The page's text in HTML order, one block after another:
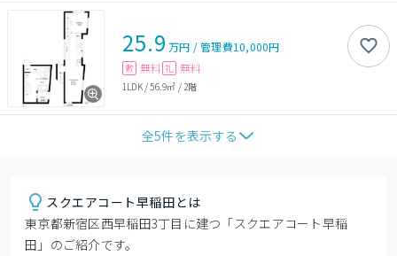
25.9 万円 /管理費10,000円
敷 無料 礼 無料
1LDK/56.9㎡ / 2階
全5件を表示する
スクエアコート早稲田とは
東京都新宿区西早稲田3丁目に建つ「スクエアコート早稲
田」のご紹介です。